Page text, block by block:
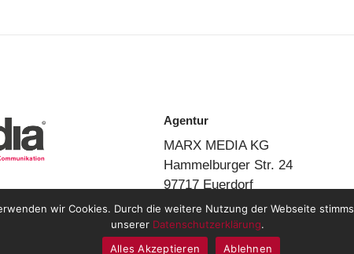
Agentur
MARX MEDIA KG
Hammelburger Str. 24
97717 Euerdorf
Datenschutz
wir Cookies. Durch die weitere Nutzung der Webseite
unserer Datenschutzerklärung.
Alles Akzeptieren
Ablehnen